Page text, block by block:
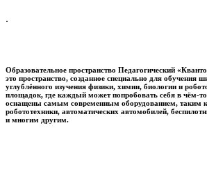
.
Образовательное пространство Педагогический
это пространство, созданное специально для обучения
углублённого изучения физики, химии, биологии и
площадок, где каждый может попробовать себя в чём-
оснащены самым современным оборудованием, таким
робототехники, автоматических автомобилей,
и многим другим.